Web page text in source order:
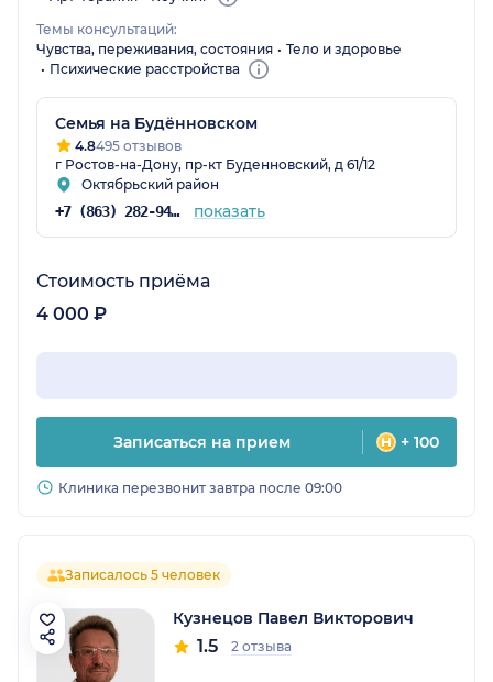
Темы консультаций:
Чувства, переживания, состояния
Тело и здоровье
Психические расстройства
Семья на Будённовском
4.8495 отзывов
г Ростов-на-Дону, пр-кт Буденновский, д 61/12
Октябрьский район
+7 (863) 282-94-55 показать
Стоимость приёма
4 000 ₽
Записаться на прием + 100
Клиника перезвонит завтра после 09:00
Записалось 5 человек
Кузнецов Павел Викторович
1.5 2 отзыва